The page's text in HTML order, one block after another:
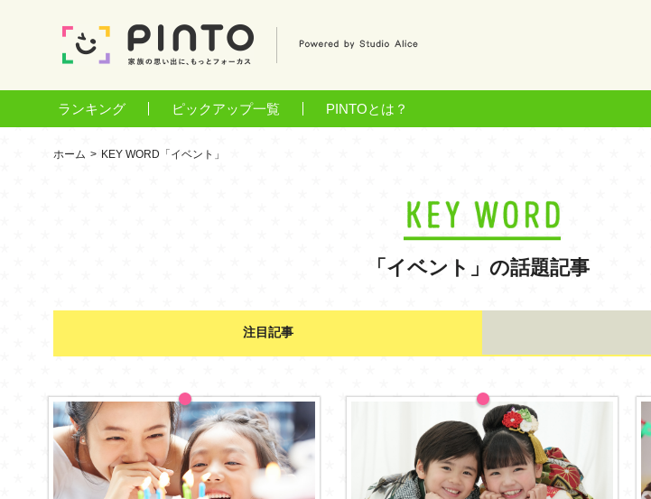
ランキング ピックアップ一覧 PINTOとは？
ホーム KEY WORD「イベント」
「イベント」の話題記事
注目記事